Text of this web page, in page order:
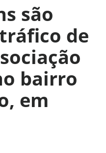
são
de
bairro
em